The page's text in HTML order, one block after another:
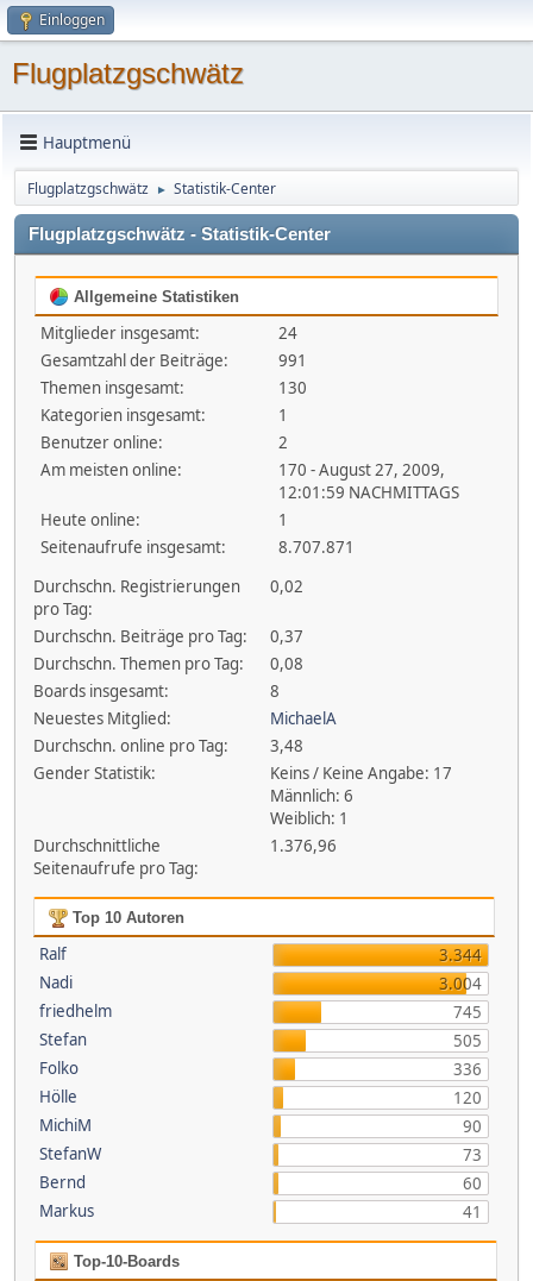
Einloggen
Flugplatzgschwätz
Hauptmenü
Flugplatzgschwätz ► Statistik-Center
Flugplatzgschwätz - Statistik-Center
Allgemeine Statistiken
Mitglieder insgesamt:
24
Gesamtzahl der Beiträge:
991
Themen insgesamt:
130
Kategorien insgesamt:
1
Benutzer online:
2
Am meisten online:
170 - August 27, 2009,
12:01:59 NACHMITTAGS
Heute online:
1
Seitenaufrufe insgesamt:
8.707.871
Durchschn. Registrierungen
pro Tag:
0,02
Durchschn. Beiträge pro Tag:
0,37
Durchschn. Themen pro Tag:
0,08
Boards insgesamt:
8
Neuestes Mitglied:
MichaelA
Durchschn. online pro Tag:
3,48
Gender Statistik:
Keins / Keine Angabe: 17
Männlich: 6
Weiblich: 1
Durchschnittliche
Seitenaufrufe pro Tag:
1.376,96
Top 10 Autoren
Ralf
3.344
Nadi
3.004
friedhelm
745
Stefan
505
Folko
336
Hölle
120
MichiM
90
StefanW
73
Bernd
60
Markus
41
Top-10-Boards